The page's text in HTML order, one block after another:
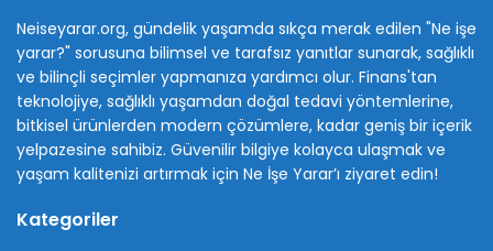
Neiseyarar.org, gündelik yaşamda sıkça merak edilen "Ne işe
yarar?" sorusuna bilimsel ve tarafsız yanıtlar sunarak, sağlıklı
ve bilinçli seçimler yapmanıza yardımcı olur. Finans'tan
teknolojiye, sağlıklı yaşamdan doğal tedavi yöntemlerine,
bitkisel ürünlerden modern çözümlere, kadar geniş bir içerik
yelpazesine sahibiz. Güvenilir bilgiye kolayca ulaşmak ve
yaşam kalitenizi artırmak için Ne İşe Yarar’ı ziyaret edin!
Kategoriler